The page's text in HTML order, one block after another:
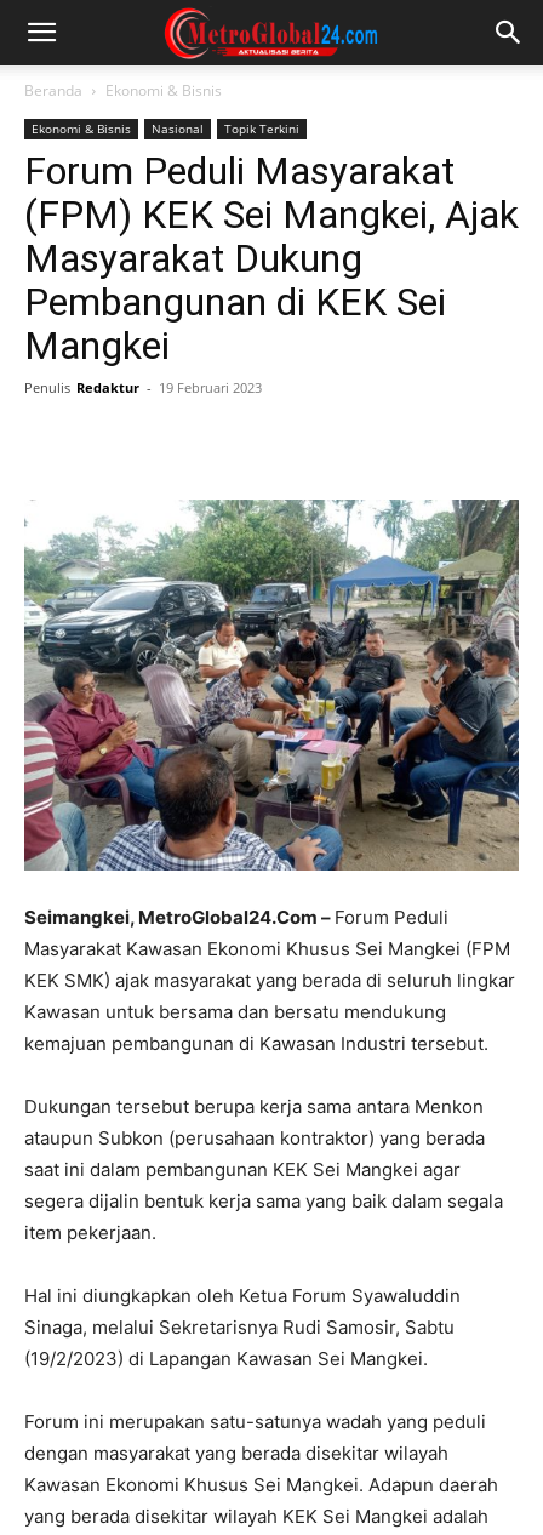
Beranda Ekonomi & Bisnis
Ekonomi & Bisnis Nasional Topik Terkini
Forum Peduli Masyarakat
(FPM) KEK Sei Mangkei, Ajak
Masyarakat Dukung
Pembangunan di KEK Sei
Mangkei
Penulis Redaktur - 19 Februari 2023
Seimangkei, MetroGlobal24.Com – Forum Peduli
Masyarakat Kawasan Ekonomi Khusus Sei Mangkei (FPM
KEK SMK) ajak masyarakat yang berada di seluruh lingkar
Kawasan untuk bersama dan bersatu mendukung
kemajuan pembangunan di Kawasan Industri tersebut.
Dukungan tersebut berupa kerja sama antara Menkon
ataupun Subkon (perusahaan kontraktor) yang berada
saat ini dalam pembangunan KEK Sei Mangkei agar
segera dijalin bentuk kerja sama yang baik dalam segala
item pekerjaan.
Hal ini diungkapkan oleh Ketua Forum Syawaluddin
Sinaga, melalui Sekretarisnya Rudi Samosir, Sabtu
(19/2/2023) di Lapangan Kawasan Sei Mangkei.
Forum ini merupakan satu-satunya wadah yang peduli
dengan masyarakat yang berada disekitar wilayah
Kawasan Ekonomi Khusus Sei Mangkei. Adapun daerah
yang berada disekitar wilayah KEK Sei Mangkei adalah